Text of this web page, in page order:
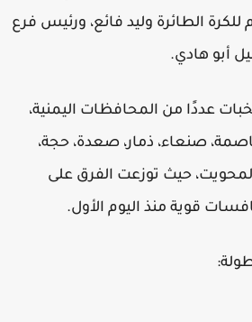
الطائرة وليد فائع، ورئيس فرع
أبو هادي.
عددًا من المحافظات اليمنية،
صنعاء، ذمار، صعدة، حجة،
حيث توزعت الفرق على
قوية منذ اليوم الأول.